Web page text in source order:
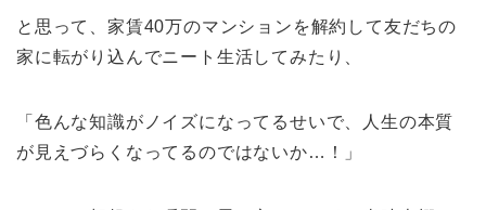
と思って、家賃40万のマンションを解約して友だちの
家に転がり込んでニート生活してみたり、
「色んな知識がノイズになってるせいで、人生の本質
が見えづらくなってるのではないか…！」